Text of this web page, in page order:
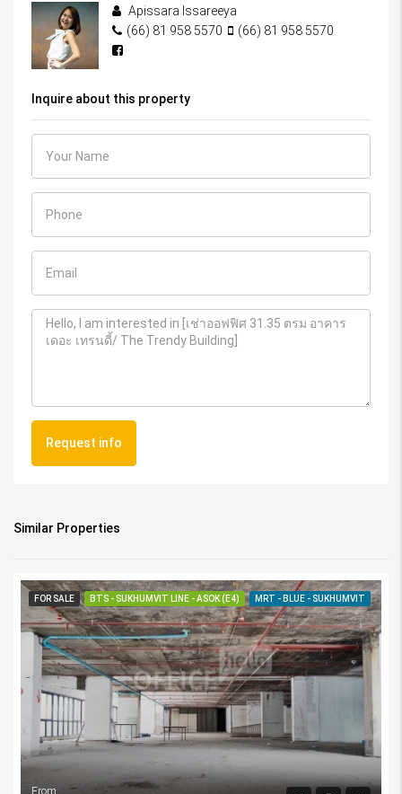
Apissara Issareeya
(66) 81 958 5570
(66) 81 958 5570
Inquire about this property
Request info
Similar Properties
FOR SALE BTS - SUKHUMVIT LINE - ASOK (E4) MRT - BLUE - SUKHUMVIT
From